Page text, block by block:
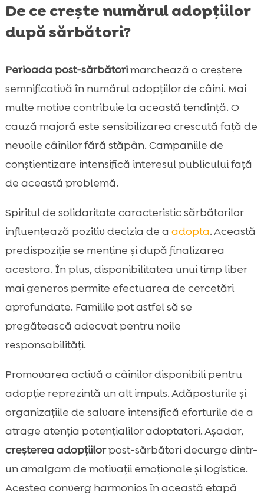
De ce crește numărul adopțiilor
după sărbători?
Perioada post-sărbătorimarchează o creștere
semnificativă în numărul adopțiilor de câini. Mai
multe motive contribuie la această tendință. O
cauză majoră este sensibilizarea crescută față de
nevoile câinilor fără stăpân. Campaniile de
conștientizare intensifică interesul publicului față
de această problemă.
Spiritul de solidaritate caracteristic sărbătorilor
influențează pozitiv decizia de a adopta. Această
predispoziție se menține și după finalizarea
acestora. În plus, disponibilitatea unui timp liber
mai generos permite efectuarea de cercetări
aprofundate. Familile pot astfel să se
pregătească adecvat pentru noile
responsabilități.
Promovarea activă a câinilor disponibili pentru
adopție reprezintă un alt impuls. Adăposturile și
organizațiile de salvare intensifică eforturile de a
atrage atenția potențialilor adoptatori. Așadar,
creșterea adopțiilorpost-sărbători decurge dintr-
un amalgam de motivații emoționale și logistice.
Acestea converg harmonios în această etapă